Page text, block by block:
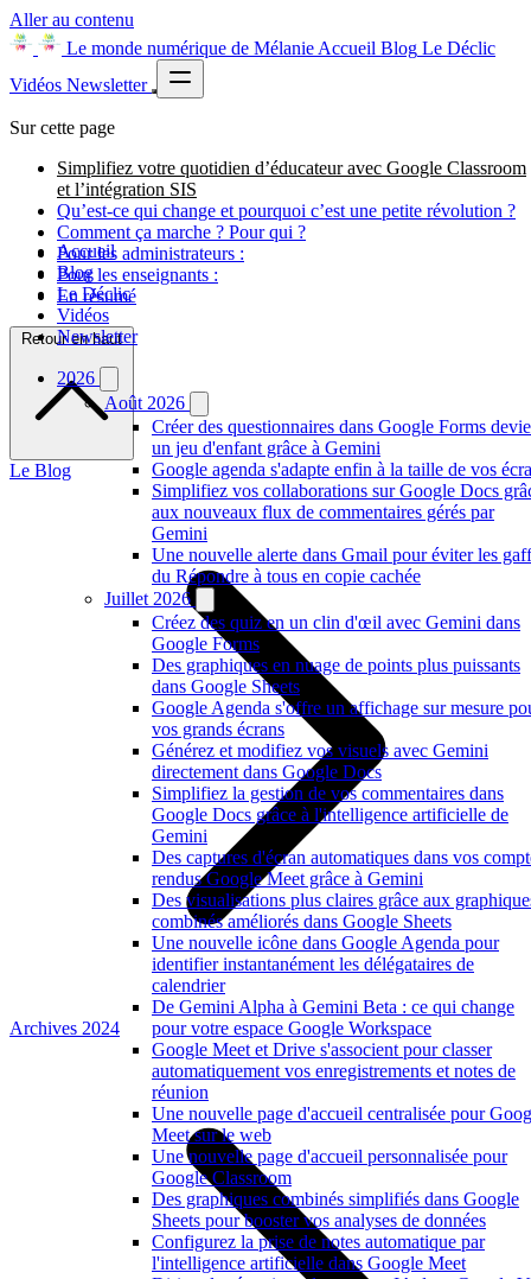
Aller au contenu
Le monde numérique de Mélanie Accueil Blog Le Déclic
Vidéos Newsletter
Accueil
Blog
Le Déclic
Vidéos
Newsletter
2026
Août 2026
Créer des questionnaires dans Google Forms
un jeu d'enfant grâce à Gemini
Google agenda s'adapte enfin à la taille de vos
Simplifiez vos collaborations sur Google Docs
aux nouveaux flux de commentaires gérés par
Gemini
Une nouvelle alerte dans Gmail pour éviter les
du Répondre à tous en copie cachée
Juillet 2026
Créez des quiz en un clin d'œil avec Gemini dans
Google Forms
Des graphiques en nuage de points plus puissants
dans Google Sheets
Google Agenda s'offre un affichage sur mesure
vos grands écrans
Générez et modifiez vos visuels avec Gemini
directement dans Google Docs
Simplifiez la gestion de vos commentaires dans
Google Docs grâce à l'intelligence artificielle de
Gemini
Des captures d'écran automatiques dans vos
rendus Google Meet grâce à Gemini
Des visualisations plus claires grâce aux
combinés améliorés dans Google Sheets
Une nouvelle icône dans Google Agenda pour
identifier instantanément les délégataires de
calendrier
De Gemini Alpha à Gemini Beta : ce qui change
pour votre espace Google Workspace
Google Meet et Drive s'associent pour classer
automatiquement vos enregistrements et notes de
réunion
Une nouvelle page d'accueil centralisée pour
Meet sur le web
Une nouvelle page d'accueil personnalisée pour
Google Classroom
Des graphiques combinés simplifiés dans Google
Sheets pour booster vos analyses de données
Configurez la prise de notes automatique par
l'intelligence artificielle dans Google Meet
Sur cette page
Simplifiez votre quotidien d’éducateur avec Google Classroom
et l’intégration SIS
Qu’est-ce qui change et pourquoi c’est une petite révolution ?
Comment ça marche ? Pour qui ?
Pour les administrateurs :
Pour les enseignants :
En résumé
Retour en haut
Le Blog
Archives 2024